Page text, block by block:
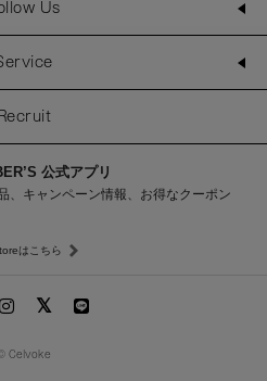
Us
Recruit
公式アプリ
、キャンペーン情報、お得なクーポン
はこちら
Celvoke